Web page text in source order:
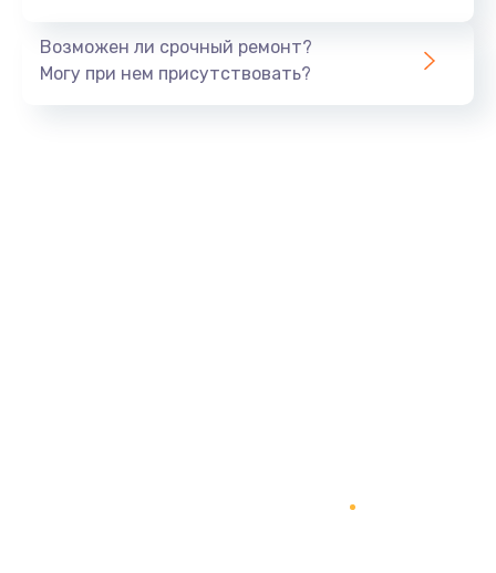
Тюнинг динамиков
Возможен ли срочный ремонт?
Могу при нем присутствовать?